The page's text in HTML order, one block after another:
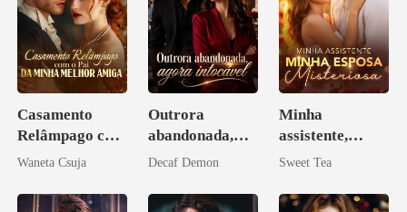
Casamento
Relâmpago com
o Pai da Minha
Waneta Csuja
Outrora
abandonada,
agora intocável
Decaf Demon
Minha
assistente,
minha esposa
Sweet Tea